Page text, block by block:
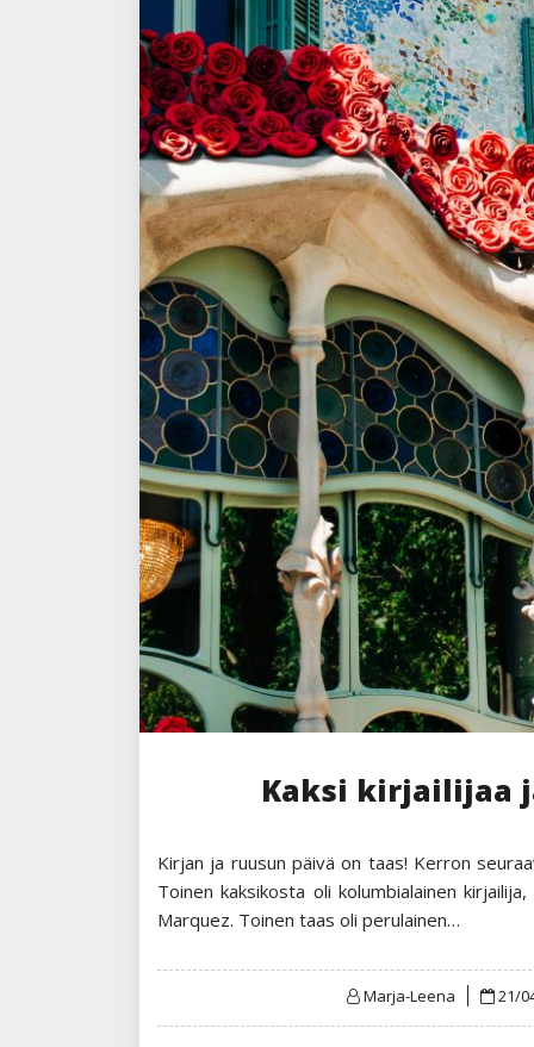
Kaksi kirjailijaa
Kirjan ja ruusun päivä on taas! Kerron
Toinen kaksikosta oli kolumbialainen
Marquez. Toinen taas oli perulainen…
Marja-Leena 21/